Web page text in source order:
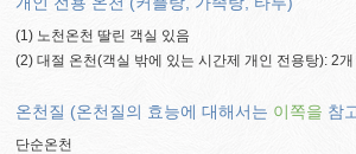
(1) 노천온천 딸린 객실 있음
(2) 대절 온천(객실 밖에 있는 시간제 개인 전용탕): 2개
온천질 (온천질의 효능에 대해서는 이쪽을 참
단순온천